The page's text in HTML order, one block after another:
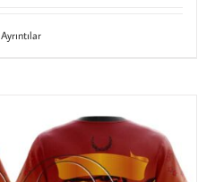
Ayrıntılar